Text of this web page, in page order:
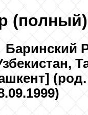
Баринский
(род.